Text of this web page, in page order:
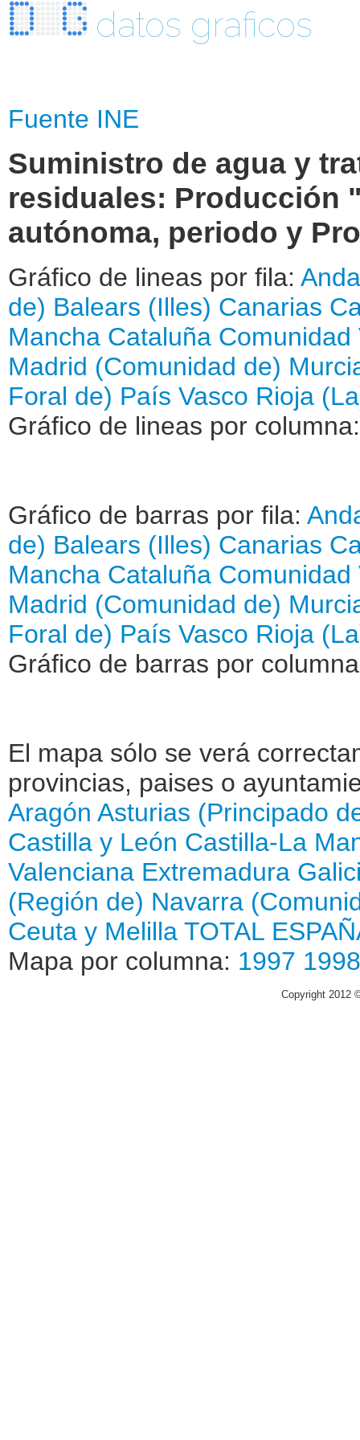
datos graficos
Fuente INE
Suministro de agua y
residuales: Producción
autónoma, periodo y
Gráfico de lineas por fila:
de) Balears (Illes) Canarias
Mancha Cataluña Comunidad
Madrid (Comunidad de)
Foral de) País Vasco Rioja
Gráfico de lineas por
Gráfico de barras por fila:
de) Balears (Illes) Canarias
Mancha Cataluña Comunidad
Madrid (Comunidad de)
Foral de) País Vasco Rioja
Gráfico de barras por
El mapa sólo se verá
provincias, paises o
Aragón Asturias (Principado
Castilla y León Castilla-La
Valenciana Extremadura
(Región de) Navarra
Ceuta y Melilla TOTAL
Mapa por columna: 1997 1998
Copyright 2012